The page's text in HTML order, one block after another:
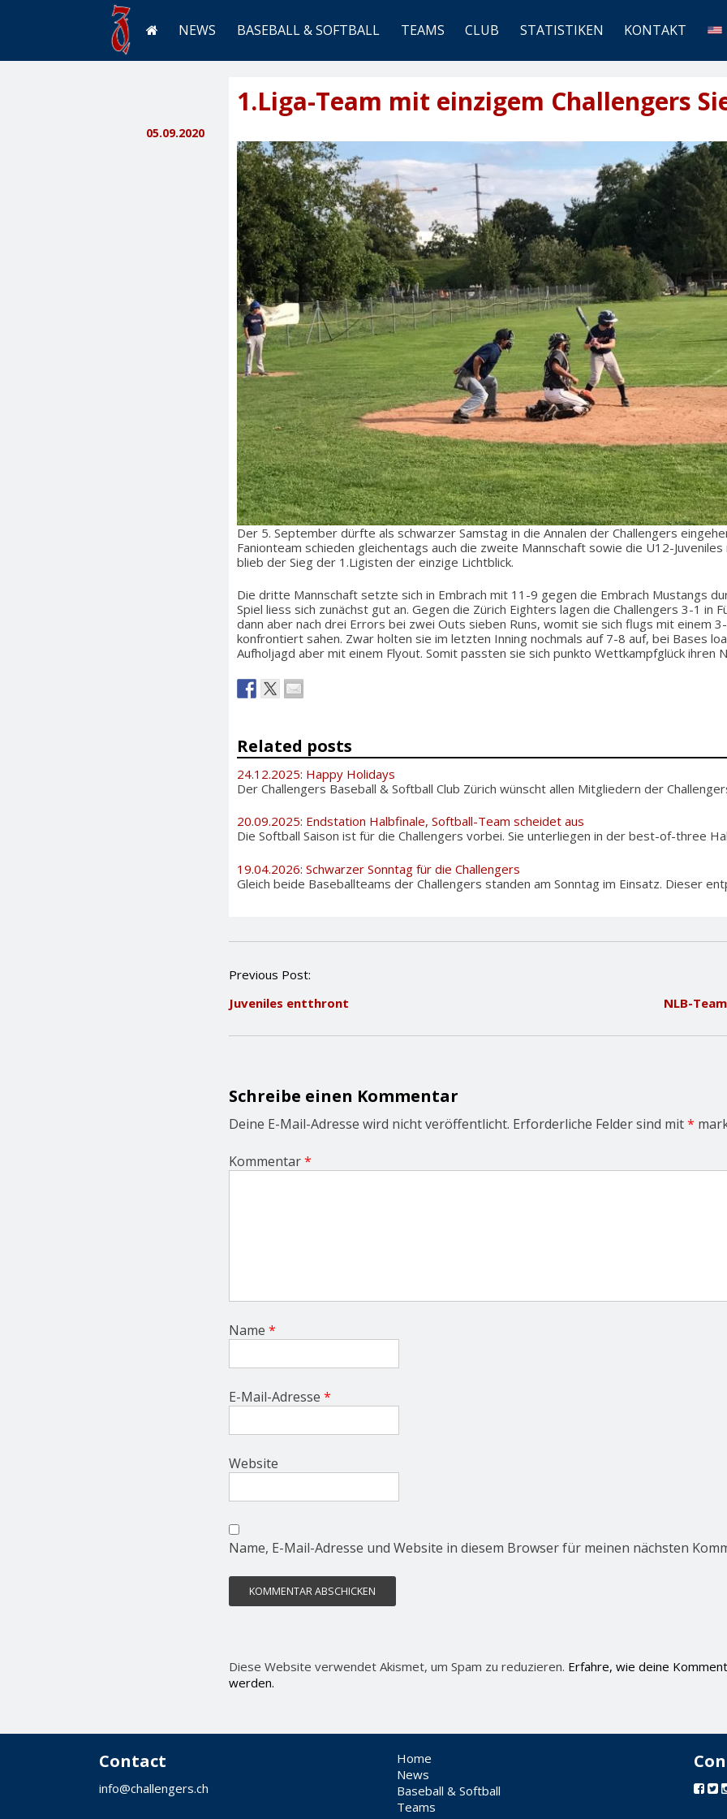
NEWS BASEBALL & SOFTBALL TEAMS CLUB STATISTIKEN KONTAKT
1.Liga-Team mit einzigem Challengers
05.09.2020
Der 5. September dürfte als schwarzer Samstag in die Annalen der Challengers
Fanionteam schieden gleichentags auch die zweite Mannschaft sowie die U12-Juveniles
blieb der Sieg der 1.Ligisten der einzige Lichtblick.
Die dritte Mannschaft setzte sich in Embrach mit 11-9 gegen die Embrach Mustangs
Spiel liess sich zunächst gut an. Gegen die Zürich Eighters lagen die Challengers 3-1 in
dann aber nach drei Errors bei zwei Outs sieben Runs, womit sie sich flugs mit einem
konfrontiert sahen. Zwar holten sie im letzten Inning nochmals auf 7-8 auf, bei Bases
Aufholjagd aber mit einem Flyout. Somit passten sie sich punkto Wettkampfglück ihren
Related posts
24.12.2025: Happy Holidays
Der Challengers Baseball & Softball Club Zürich wünscht allen Mitgliedern der
20.09.2025: Endstation Halbfinale, Softball-Team scheidet aus
Die Softball Saison ist für die Challengers vorbei. Sie unterliegen in der best-of-three
19.04.2026: Schwarzer Sonntag für die Challengers
Gleich beide Baseballteams der Challengers standen am Sonntag im Einsatz. Dieser
P
s
n
i
g
a
i
o
Previous Post:
Juveniles entthront
NLB-
Schreibe einen Kommentar
Deine E-Mail-Adresse wird nicht veröffentlicht. Erforderliche Felder sind mit*
Kommentar*
Name *
E-Mail-Adresse *
Website
Name, E-Mail-Adresse und Website in diesem Browser für meinen nächsten
Diese Website verwendet Akismet, um Spam zu reduzieren. Erfahre, wie deine
werden.
Contact
info@challengers.ch
Home
News
Baseball & Softball
Teams